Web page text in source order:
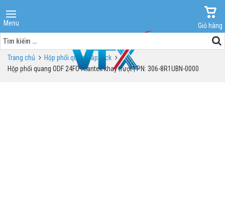
Menu
Giỏ hàng
Tìm
kiếm
cho:Trang chủ
Hộp phối quang lắp rack
Hộp phối quang ODF 24FO Alantek khay trượt | PN: 306-8R1UBN-0000